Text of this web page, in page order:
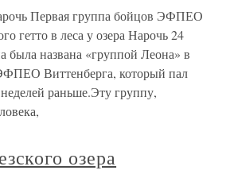
Первая группа бойцов ЭФПЕО
гетто в леса у озера Нарочь 24
была названа «группой Леона» в
Виттенберга, который пал
раньше.Эту группу,
озера